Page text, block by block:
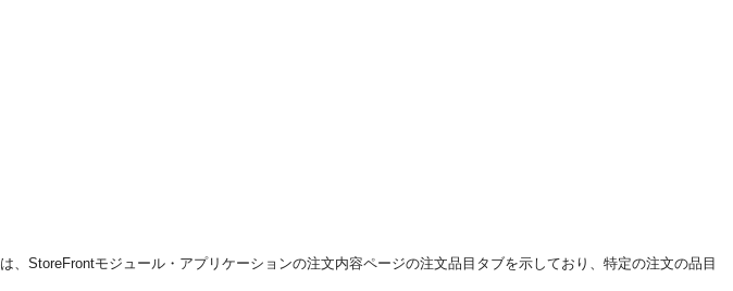
は、StoreFrontモジュール・アプリケーションの注文内容ページの注文品目タブを示しており、特定の注文の品目